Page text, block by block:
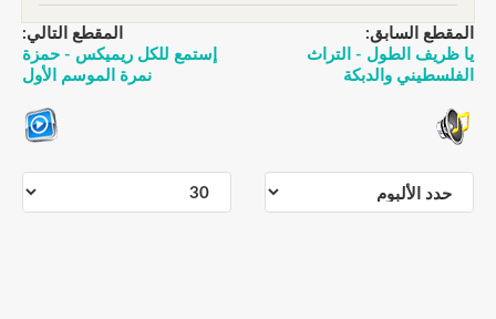
المقطع السابق:
يا ظريف الطول - التراث
الفلسطيني والدبكة
المقطع التالي:
إستمع للكل ريميكس - حمزة
نمرة الموسم الأول